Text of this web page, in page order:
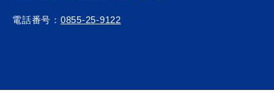
電話番号： 0855-25-9122